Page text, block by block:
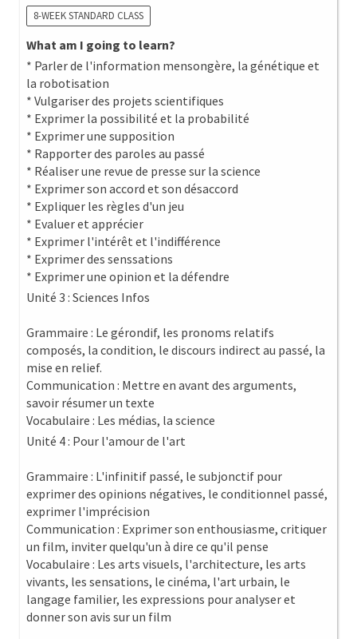
8-WEEK STANDARD CLASS
What am I going to learn?
* Parler de l'information mensongère, la génétique et
la robotisation
* Vulgariser des projets scientifiques
* Exprimer la possibilité et la probabilité
* Exprimer une supposition
* Rapporter des paroles au passé
* Réaliser une revue de presse sur la science
* Exprimer son accord et son désaccord
* Expliquer les règles d'un jeu
* Evaluer et apprécier
* Exprimer l'intérêt et l'indifférence
* Exprimer des senssations
* Exprimer une opinion et la défendre
Unité 3 : Sciences Infos
Grammaire : Le gérondif, les pronoms relatifs
composés, la condition, le discours indirect au passé, la
mise en relief.
Communication : Mettre en avant des arguments,
savoir résumer un texte
Vocabulaire : Les médias, la science
Unité 4 : Pour l'amour de l'art
Grammaire : L'infinitif passé, le subjonctif pour
exprimer des opinions négatives, le conditionnel passé,
exprimer l'imprécision
Communication : Exprimer son enthousiasme, critiquer
un film, inviter quelqu'un à dire ce qu'il pense
Vocabulaire : Les arts visuels, l'architecture, les arts
vivants, les sensations, le cinéma, l'art urbain, le
langage familier, les expressions pour analyser et
donner son avis sur un film